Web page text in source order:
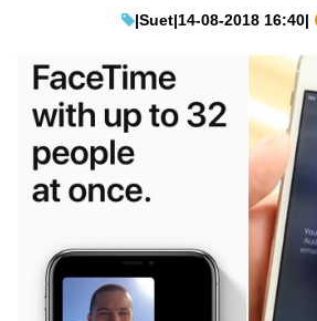
IT Times
生成式AI與雲端應用
Enterprise Digital Transformation
|Suet|14-08-2018 16:40|